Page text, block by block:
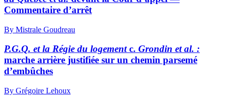
Commentaire d’arrêt
By Mistrale Goudreau
P.G.Q. et la Régie du logementc. Grondin et al. :
marche arrière justifiée sur un chemin parsemé
d’embûches
By Grégoire Lehoux